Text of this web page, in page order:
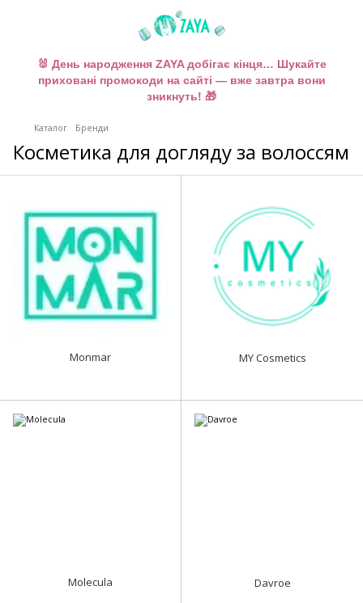
🐰 День народження ZAYA добігає кінця… Шукайте
приховані промокоди на сайті — вже завтра вони
зникнуть! 🎁
Каталог Бренди
Косметика для догляду за волоссям
Monmar MY Cosmetics
Molecula Davroe